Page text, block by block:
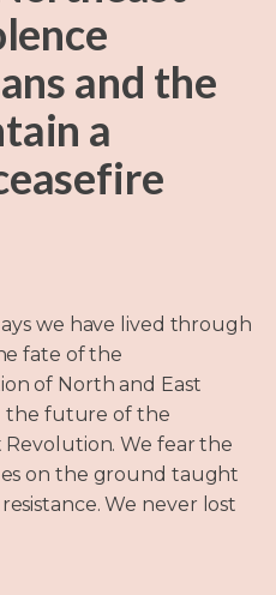
and the
a
we have lived through
fate of the
of North and East
the future of the
We fear the
on the ground taught
We never lost